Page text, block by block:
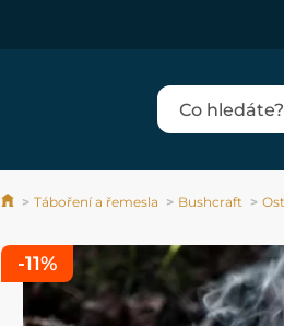
Táboření a řemesla Bushcraft
-11%